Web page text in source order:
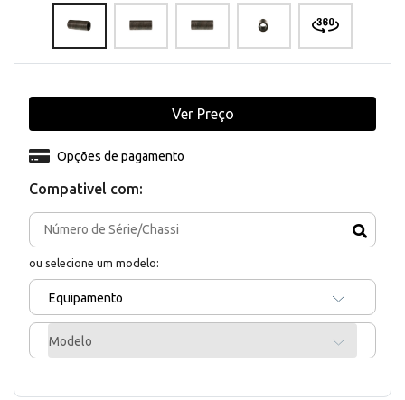
Compativel com:
ou selecione um modelo:
Equipamento
Modelo
Opções de pagamento
Ver Preço